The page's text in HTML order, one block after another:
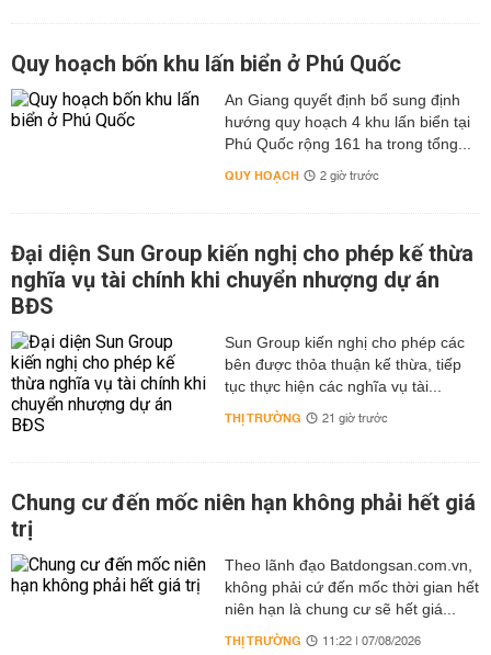
Quy hoạch bốn khu lấn biển ở Phú Quốc
An Giang quyết định bổ sung định
hướng quy hoạch 4 khu lấn biển tại
Phú Quốc rộng 161 ha trong tổng...
QUY HOẠCH 2 giờ trước
Đại diện Sun Group kiến nghị cho phép kế thừa
nghĩa vụ tài chính khi chuyển nhượng dự án
BĐS
Sun Group kiến nghị cho phép các
bên được thỏa thuận kế thừa, tiếp
tục thực hiện các nghĩa vụ tài...
THỊ TRƯỜNG 21 giờ trước
Chung cư đến mốc niên hạn không phải hết giá
trị
Theo lãnh đạo Batdongsan.com.vn,
không phải cứ đến mốc thời gian hết
niên hạn là chung cư sẽ hết giá...
THỊ TRƯỜNG 11:22 | 07/08/2026